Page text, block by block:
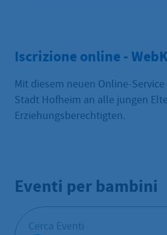
Iscrizione online -
Mit diesem neuen Online-
Stadt Hofheim an alle jungen
Erziehungsberechtigten.
Eventi per bambini